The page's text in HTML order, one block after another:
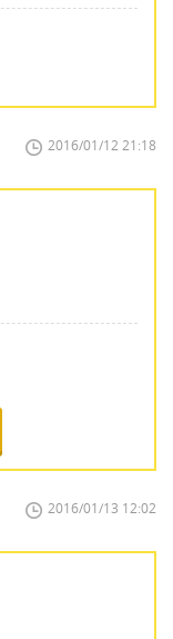
2016/01/12 21:18
2016/01/13 12:02